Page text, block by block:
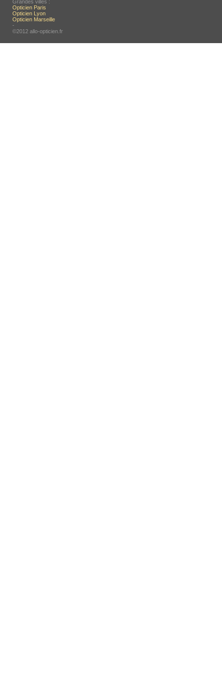
Grandes villes :
Opticien Paris
Opticien Lyon
Opticien Marseille
-
©2012 allo-opticien.fr